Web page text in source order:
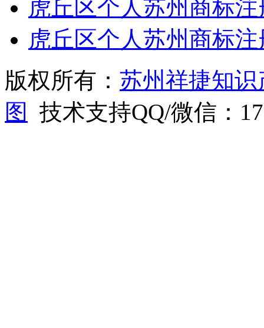
虎丘区个人苏州商标
虎丘区个人苏州商标
版权所有： 苏州祥捷知
图
技术支持QQ/微信：